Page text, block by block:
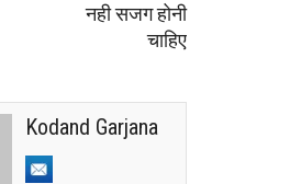
नही सजग होनी
चाहिए
Kodand Garjana